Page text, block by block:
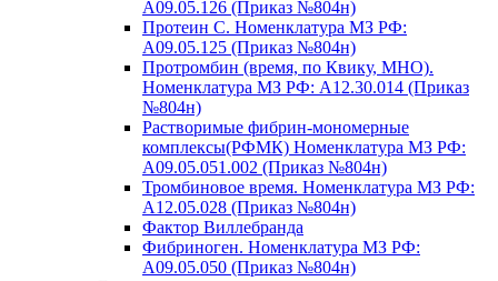
A09.05.126 (Приказ №804н)
Протеин С. Номенклатура МЗ РФ:
A09.05.125 (Приказ №804н)
Протромбин (время, по Квику, МНО).
Номенклатура МЗ РФ: A12.30.014 (Приказ
№804н)
Растворимые фибрин-мономерные
комплексы(РФМК) Номенклатура МЗ РФ:
A09.05.051.002 (Приказ №804н)
Тромбиновое время. Номенклатура МЗ РФ:
A12.05.028 (Приказ №804н)
Фактор Виллебранда
Фибриноген. Номенклатура МЗ РФ:
A09.05.050 (Приказ №804н)